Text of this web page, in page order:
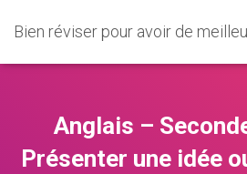
Bien réviser pour avoir de
Anglais –
Présenter une idée